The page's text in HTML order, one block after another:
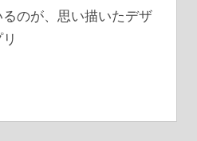
のが、思い描いたデザ